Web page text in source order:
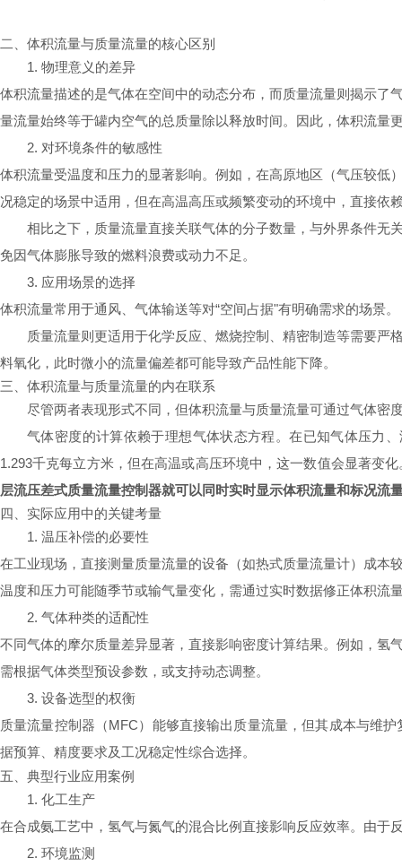
二、体积流量与质量流量的核心区别
1. 物理意义的差异
体积流量描述的是气体在空间中的动态分布，而质量流量则揭示
量流量始终等于罐内空气的总质量除以释放时间。因此，体积流量
2. 对环境条件的敏感性
体积流量受温度和压力的显著影响。例如，在高原地区（气压较
况稳定的场景中适用，但在高温高压或频繁变动的环境中，直接依
相比之下，质量流量直接关联气体的分子数量，与外界条件无
免因气体膨胀导致的燃料浪费或动力不足。
3. 应用场景的选择
体积流量常用于通风、气体输送等对“空间占据"有明确需求的场景。
质量流量则更适用于化学反应、燃烧控制、精密制造等需要
料氧化，此时微小的流量偏差都可能导致产品性能下降。
三、体积流量与质量流量的内在联系
尽管两者表现形式不同，但体积流量与质量流量可通过气体
气体密度的计算依赖于理想气体状态方程。在已知气体压力
1.293千克每立方米，但在高温或高压环境中，这一数值会显著变
层流压差式质量流量控制器就可以同时实时显示体积流量和标况
四、实际应用中的关键考量
1. 温压补偿的必要性
在工业现场，直接测量质量流量的设备（如热式质量流量计）成
温度和压力可能随季节或输气量变化，需通过实时数据修正体积流
2. 气体种类的适配性
不同气体的摩尔质量差异显著，直接影响密度计算结果。例如，氢
需根据气体类型预设参数，或支持动态调整。
3. 设备选型的权衡
质量流量控制器（MFC）能够直接输出质量流量，但其成本与维
据预算、精度要求及工况稳定性综合选择。
五、典型行业应用案例
1. 化工生产
在合成氨工艺中，氢气与氮气的混合比例直接影响反应效率。由
2. 环境监测